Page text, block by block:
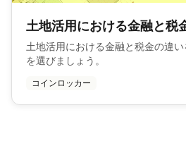
土地活用における金融と税
土地活用における金融と税金の違
を選びましょう。
コインロッカー